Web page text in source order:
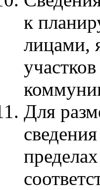
к
лицами,
Для